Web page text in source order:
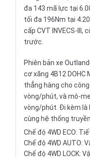
đa 143 mã lực tại
tối đa 196Nm tại
cấp CVT INVECS-III,
trước.
Phiên bản xe
cơ xăng 4B12 DOHC
thẳng hàng cho
vòng/phút, và mô-
vòng/phút. Đi kèm là
cùng hệ thống
Chế độ 4WD ECO:
Chế độ 4WD AUTO:
Chế độ 4WD LOCK: